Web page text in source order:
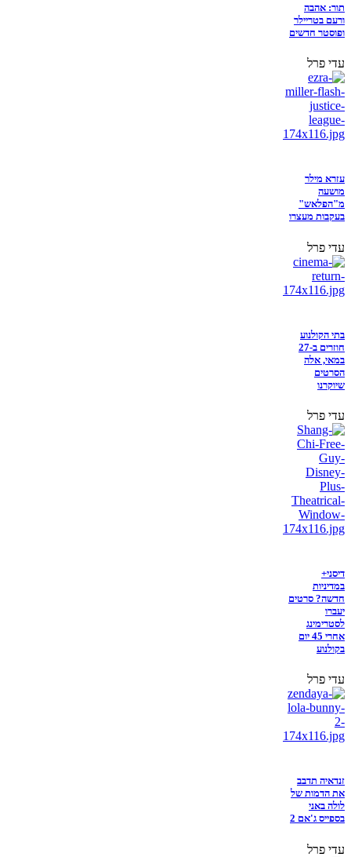
תור: אהבה
ורעם בטריילר
ופוסטר חדשים
עדי פרל
עזרא מילר
מושעה
מ"הפלאש"
בעקבות מעצרו
עדי פרל
בתי הקולנוע
חוזרים ב-27
במאי, אלה
הסרטים
שיוקרנו
עדי פרל
דיסני+
במדיניות
חדשה? סרטים
יעברו
לסטרימינג
אחרי 45 יום
בקולנוע
עדי פרל
זנדאיה תדבב
את הדמות של
לולה באני
בספייס ג'אם 2
עדי פרל